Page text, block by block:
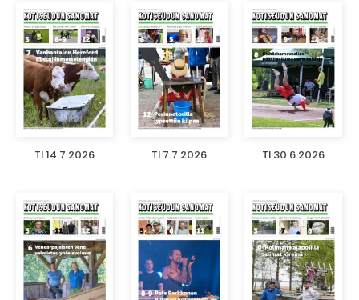
TI 14.7.2026 TI 7.7.2026 TI 30.6.2026